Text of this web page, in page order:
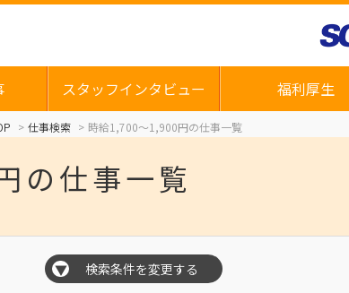
スタッフインタビュー 福利厚生
仕事検索 時給1,700～1,900円の仕事一覧
の仕事一覧
▼ 検索条件を変更する